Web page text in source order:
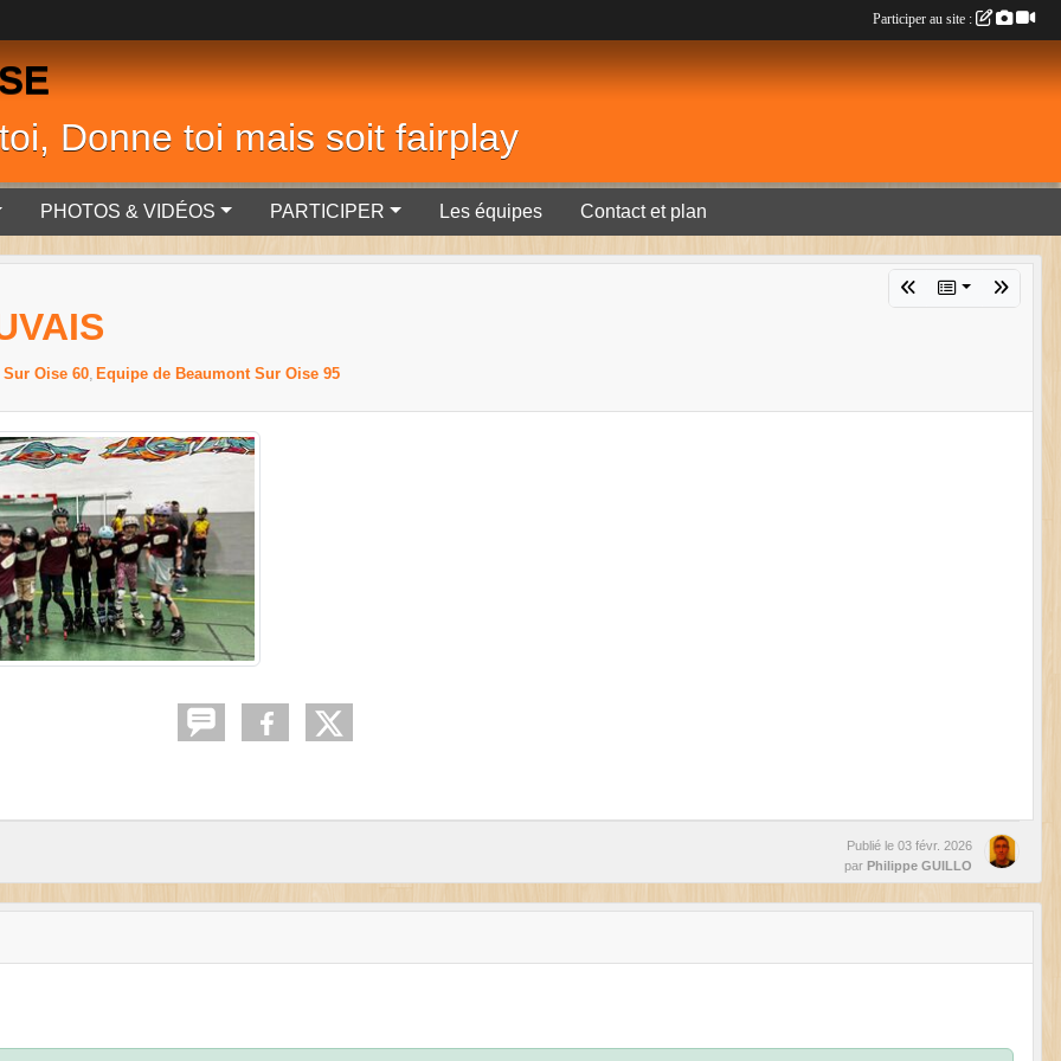
Donne toi mais soit fairplay
PHOTOS & VIDÉOS PARTICIPER Les équipes Contact et plan
Oise 60 Equipe de Beaumont Sur Oise 95
Publié le 03 févr. 2026
par Philippe GUILLO
Participer au site :